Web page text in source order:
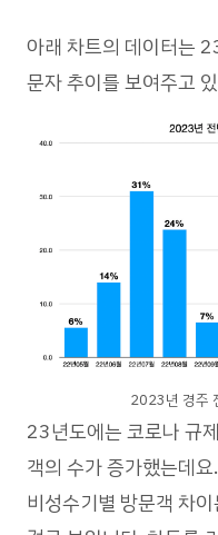
아래 차트의 데이터는
문자 추이를 보여주고
2023년 경주
23년도에는 코로나 규
객의 수가 증가했는데
비성수기별 방문객 차